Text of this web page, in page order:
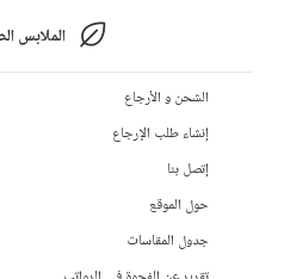
الملابس
الشحن و الأرجاع
إنشاء طلب الإرجاع
إتصل بنا
حول الموقع
جدول المقاسات